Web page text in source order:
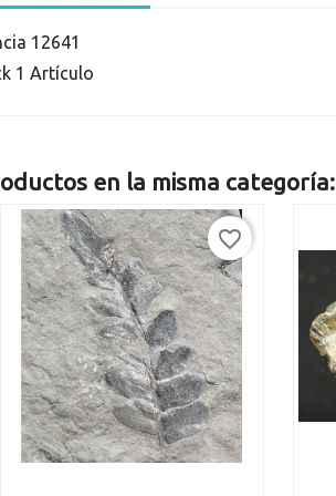
12641
1 Artículo
en la misma categoría:
favorite_border